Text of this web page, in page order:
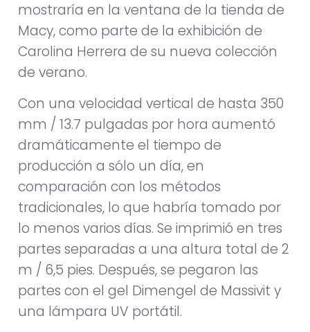
mostraría en la ventana de la tienda de
Macy, como parte de la exhibición de
Carolina Herrera de su nueva colección
de verano.
Con una velocidad vertical de hasta 350
mm / 13.7 pulgadas por hora aumentó
dramáticamente el tiempo de
producción a sólo un día, en
comparación con los métodos
tradicionales, lo que habría tomado por
lo menos varios días. Se imprimió en tres
partes separadas a una altura total de 2
m / 6,5 pies. Después, se pegaron las
partes con el gel Dimengel de Massivit y
una lámpara UV portátil.